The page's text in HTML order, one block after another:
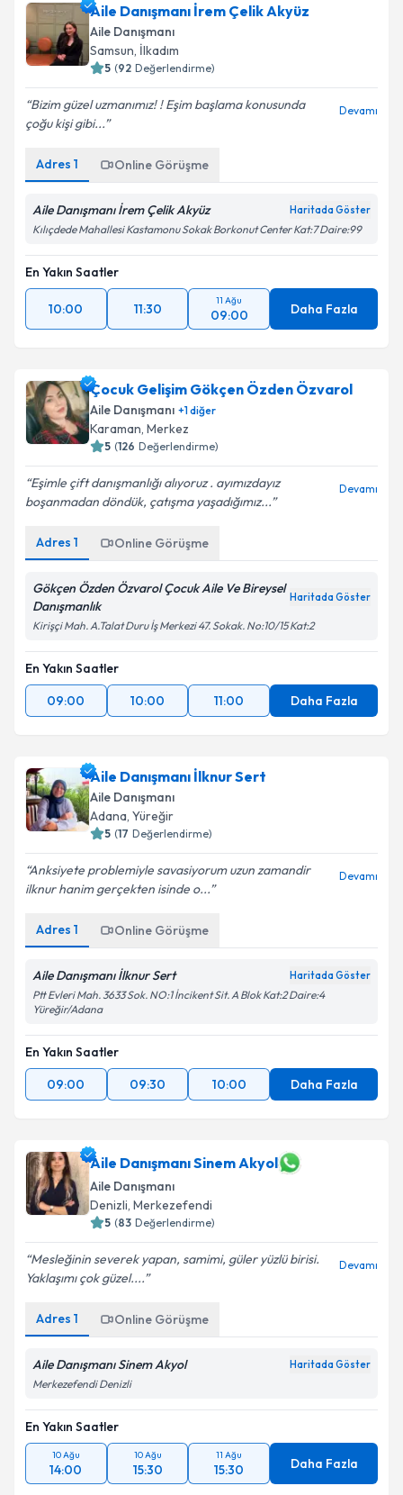
Aile Danışmanı İrem Çelik Akyüz
Aile Danışmanı
Samsun, İlkadım
5 (92 Değerlendirme)
Bizim güzel uzmanımız! ! Eşim başlama konusunda
çoğu kişi gibi...
Devamı
Adres 1 Online Görüşme
Aile Danışmanı İrem Çelik Akyüz Haritada Göster
Kılıçdede Mahallesi Kastamonu Sokak Borkonut Center Kat:7 Daire:99
En Yakın Saatler
10:00 11:30
11 Ağu
09:00 Daha Fazla
Çocuk Gelişim Gökçen Özden Özvarol
Aile Danışmanı +1diğer
Karaman, Merkez
5 (126 Değerlendirme)
Eşimle çift danışmanlığı alıyoruz . ayımızdayız
boşanmadan döndük, çatışma yaşadığımız...
Devamı
Adres 1 Online Görüşme
Gökçen Özden Özvarol Çocuk Aile Ve Bireysel
Danışmanlık
Haritada Göster
Kirişçi Mah. A.Talat Duru İş Merkezi 47. Sokak. No:10/15 Kat:2
En Yakın Saatler
09:00
10:00 11:00 Daha Fazla
Aile Danışmanı İlknur Sert
Aile Danışmanı
Adana, Yüreğir
5 (17 Değerlendirme)
Anksiyete problemiyle savasiyorum uzun zamandir
ilknur hanim gerçekten isinde o...
Devamı
Adres 1 Online Görüşme
Aile Danışmanı İlknur Sert Haritada Göster
Ptt Evleri Mah. 3633 Sok. NO:1 İncikent Sit. A Blok Kat:2 Daire:4
Yüreğir/Adana
En Yakın Saatler
09:00
09:30 10:00 Daha Fazla
Aile Danışmanı Sinem Akyol
Aile Danışmanı
Denizli, Merkezefendi
5 (83 Değerlendirme)
Mesleğinin severek yapan, samimi, güler yüzlü birisi.
Yaklaşımı çok güzel....
Devamı
Adres 1 Online Görüşme
Aile Danışmanı Sinem Akyol Haritada Göster
Merkezefendi Denizli
En Yakın Saatler
10 Ağu
14:00
10 Ağu
15:30
11 Ağu
15:30 Daha Fazla